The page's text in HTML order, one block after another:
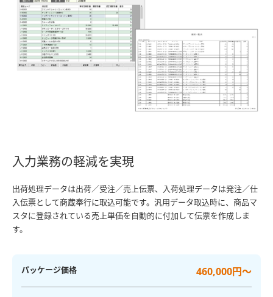
入力業務の軽減を実現
出荷処理データは出荷／受注／売上伝票、入荷処理データは発注／仕
入伝票として商蔵奉行に取込可能です。汎用データ取込時に、商品マ
スタに登録されている売上単価を自動的に付加して伝票を作成しま
す。
パッケージ価格 460,000円～